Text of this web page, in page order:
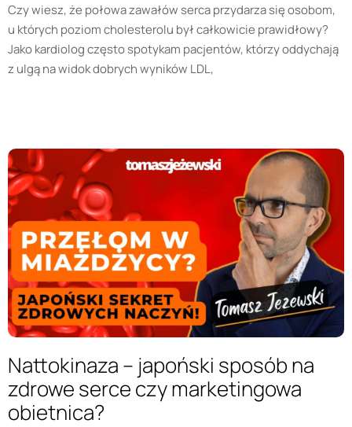
Czy wiesz, że połowa zawałów serca przydarza się osobom,
u których poziom cholesterolu był całkowicie prawidłowy?
Jako kardiolog często spotykam pacjentów, którzy oddychają
z ulgą na widok dobrych wyników LDL,
Nattokinaza – japoński sposób na
zdrowe serce czy marketingowa
obietnica?